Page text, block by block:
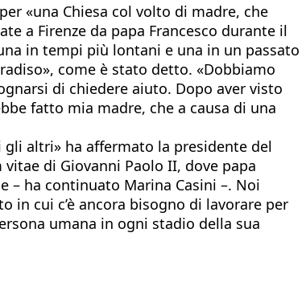
«una Chiesa col volto di madre, che
a Firenze da papa Francesco durante il
in tempi più lontani e una in un passato
come è stato detto. «Dobbiamo
di chiedere aiuto. Dopo aver visto
fatto mia madre, che a causa di una
gli altri» ha affermato la presidente del
di Giovanni Paolo II, dove papa
– ha continuato Marina Casini –. Noi
cui c’è ancora bisogno di lavorare per
umana in ogni stadio della sua